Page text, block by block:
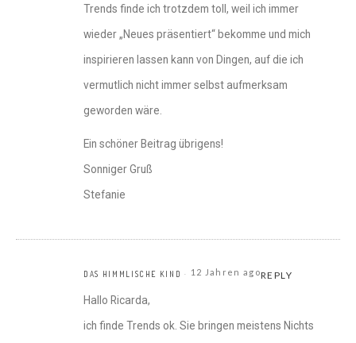
Trends finde ich trotzdem toll, weil ich immer
wieder „Neues präsentiert“ bekomme und mich
inspirieren lassen kann von Dingen, auf die ich
vermutlich nicht immer selbst aufmerksam
geworden wäre.
Ein schöner Beitrag übrigens!
Sonniger Gruß
Stefanie
DAS HIMMLISCHE KIND 12 Jahren agoREPLY
Hallo Ricarda,
ich finde Trends ok. Sie bringen meistens Nichts